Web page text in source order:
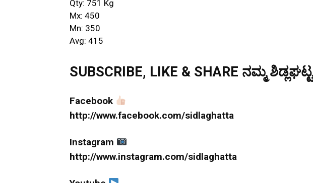
Qty: 751 Kg
Mx: 450
Mn: 350
Avg: 415
SUBSCRIBE, LIKE & SHARE ನಮ್ಮ ಶಿಡ್ಲಘಟ್ಟ
Facebook
http://www.facebook.com/sidlaghatta
Instagram
http://www.instagram.com/sidlaghatta